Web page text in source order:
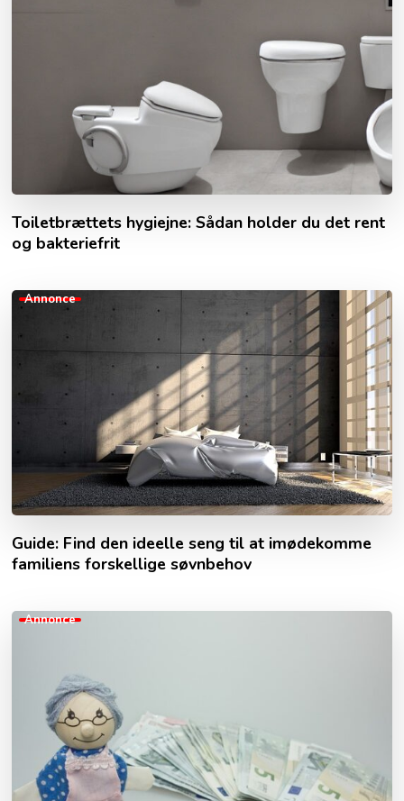
Toiletbrættets hygiejne: Sådan holder du det rent
og bakteriefrit
Annonce
Guide: Find den ideelle seng til at imødekomme
familiens forskellige søvnbehov
Annonce